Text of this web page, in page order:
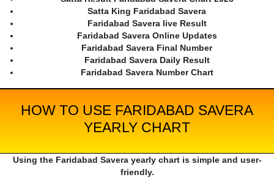
Satta King Faridabad Savera
Faridabad Savera live Result
Faridabad Savera Online Updates
Faridabad Savera Final Number
Faridabad Savera Daily Result
Faridabad Savera Number Chart
HOW TO USE FARIDABAD SAVERA
YEARLY CHART
Using the Faridabad Savera yearly chart is simple and user-
friendly.